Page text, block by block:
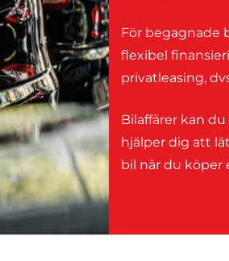
För begagnade
flexibel
privatleasing,
Bilaffärer kan
hjälper dig att
bil när du köper